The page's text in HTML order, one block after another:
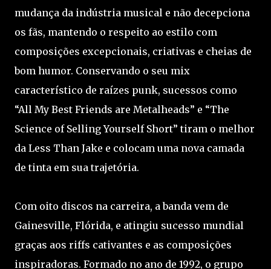
mudança da indústria musical e não decepciona
os fãs, mantendo o respeito ao estilo com
composições excepcionais, criativas e cheias de
bom humor. Conservando o seu mix
característico de raízes punk, sucessos como
“All My Best Friends are Metalheads” e “The
Science of Selling Yourself Short” tiram o melhor
da Less Than Jake e colocam uma nova camada
de tinta em sua trajetória.
Com oito discos na carreira, a banda vem de
Gainesville, Flórida, e atingiu sucesso mundial
graças aos riffs cativantes e as composições
inspiradoras. Formado no ano de 1992, o grupo